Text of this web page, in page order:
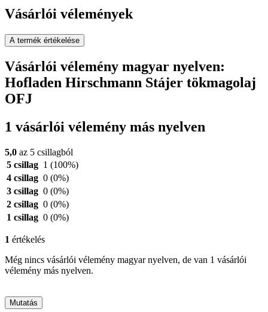
Vásárlói vélemények
A termék értékelése
Vásárlói vélemény magyar nyelven:
Hofladen Hirschmann Stájer tökmagolaj
OFJ
1 vásárlói vélemény más nyelven
5,0 az 5 csillagból
5 csillag 1 (100%)
4 csillag 0 (0%)
3 csillag 0 (0%)
2 csillag 0 (0%)
1 csillag 0 (0%)
1 értékelés
Még nincs vásárlói vélemény magyar nyelven, de van 1 vásárlói
vélemény más nyelven.
Mutatás